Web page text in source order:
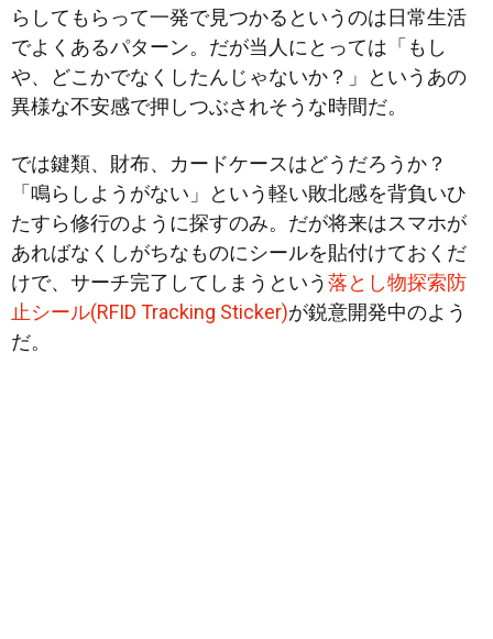
らしてもらって一発で見つかるというのは日常生活
でよくあるパターン。だが当人にとっては「もし
や、どこかでなくしたんじゃないか？」というあの
異様な不安感で押しつぶされそうな時間だ。
では鍵類、財布、カードケースはどうだろうか？
「鳴らしようがない」という軽い敗北感を背負いひ
たすら修行のように探すのみ。だが将来はスマホが
あればなくしがちなものにシールを貼付けておくだ
けで、サーチ完了してしまうという落とし物探索防
止シール(RFID Tracking Sticker)が鋭意開発中のよう
だ。